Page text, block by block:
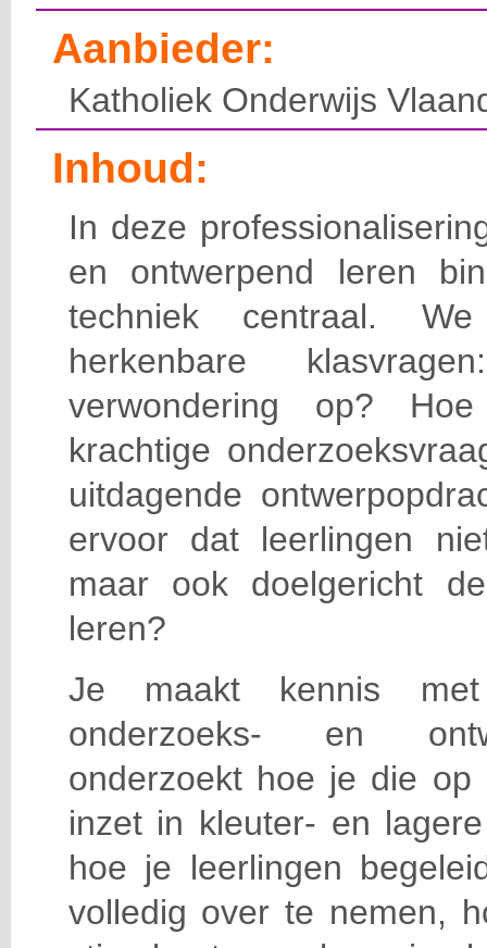
Aanbieder:
Katholiek Onderwijs
Inhoud:
In deze
en ontwerpend leren
techniek centraal.
herkenbare
verwondering op?
krachtige
uitdagende
ervoor dat leerlingen
maar ook doelgericht
leren?
Je maakt kennis
onderzoeks- en
onderzoekt hoe je die op
inzet in kleuter- en
hoe je leerlingen
volledig over te nemen,